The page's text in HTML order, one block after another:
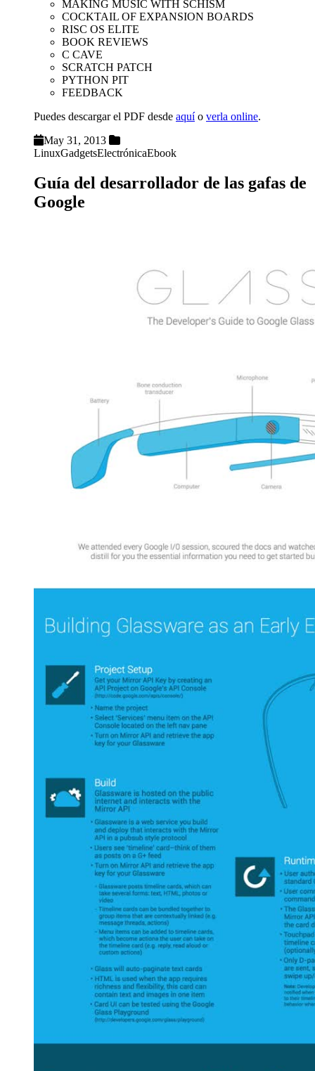
MAKING MUSIC WITH SCHISM
COCKTAIL OF EXPANSION BOARDS
RISC OS ELITE
BOOK REVIEWS
C CAVE
SCRATCH PATCH
PYTHON PIT
FEEDBACK
Puedes descargar el PDF desde aquío verla online.
May 31, 2013
LinuxGadgetsElectrónicaEbook
Guía del desarrollador de las gafas de
Google